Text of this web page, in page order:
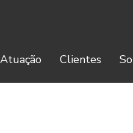
Atuação Clientes